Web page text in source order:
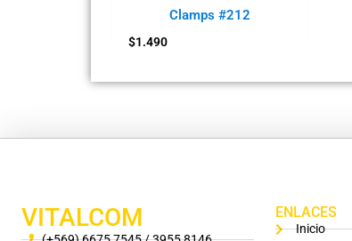
Clamps #212
$1.490
VITALCOM ENLACES
Inicio